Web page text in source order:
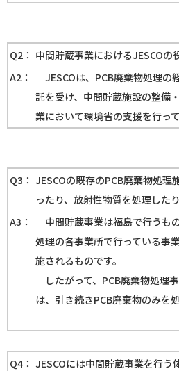
Q2： 中間貯蔵事業におけるJESCOの
A2：
JESCOは、PCB廃棄物処理の
託を受け、中間貯蔵施設の整備
業において環境省の支援を行って
Q3： JESCOの既存のPCB廃棄物処理
ったり、放射性物質を処理した
A3：
中間貯蔵事業は福島で行うも
処理の各事業所で行っている事
施されるものです。
したがって、PCB廃棄物処理
は、引き続きPCB廃棄物のみを
Q4： JESCOには中間貯蔵事業を行う